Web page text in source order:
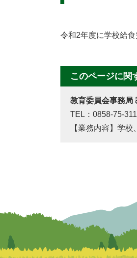
令和2年度に学校給食
このページに関
教育委員会事務局
TEL：0858-75-
【業務内容】学